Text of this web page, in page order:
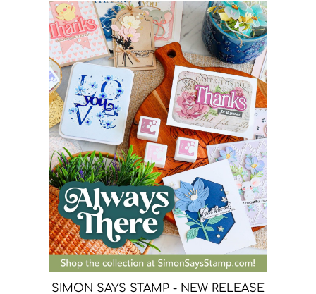
SIMON SAYS STAMP - NEW RELEASE